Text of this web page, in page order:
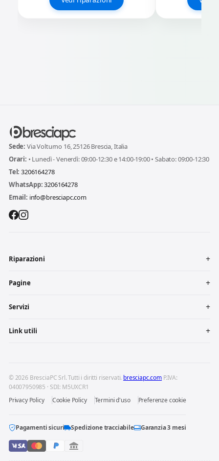
Sede: Via Volturno 16, 25126 Brescia, Italia
Orari: • Lunedì - Venerdì: 09:00-12:30 e 14:00-19:00 • Sabato: 09:00-12:30
Tel: 3206164278
WhatsApp:3206164278
Email: info@bresciapc.com
Riparazioni
Pagine
Servizi
Link utili
© 2026 BresciaPC Srl. Tutti i diritti riservati. bresciapc.com P.IVA:
04007950985 · SDI: M5UXCR1
Privacy Policy
Cookie Policy Termini d'uso Preferenze cookie
Pagamenti sicuri Spedizione tracciabile Garanzia 3 mesi